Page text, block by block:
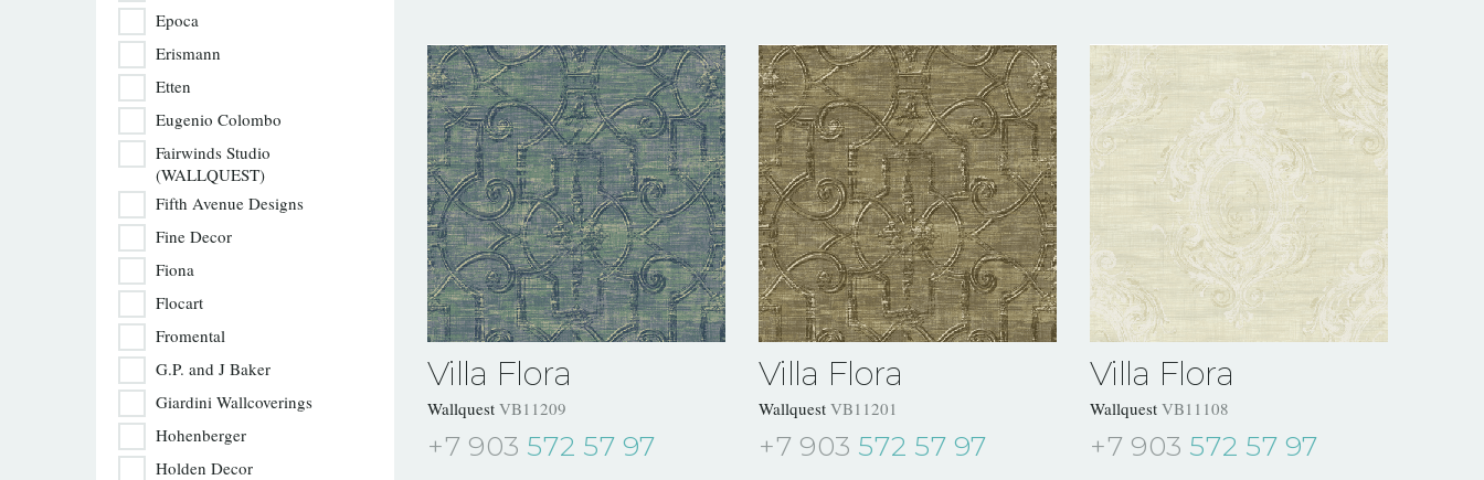
Epoca
Erismann
Etten
Eugenio Colombo
Fairwinds Studio
(WALLQUEST)
Fifth Avenue Designs
Fine Decor
Fiona
Flocart
Fromental
G.P. and J Baker
Giardini Wallcoverings
Hohenberger
Holden Decor
Villa Flora
Wallquest VB11209
+7 903 572 57 97
Villa Flora
Wallquest VB11201
+7 903 572 57 97
Villa Flora
Wallquest VB11108
+7 903 572 57 97